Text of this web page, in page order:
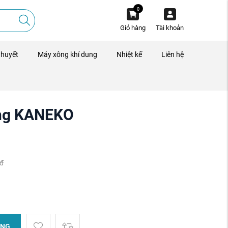
Tài khoản
0
Giỏ hàng
Máy xông khí dung Nhiệt kế Liên hệ
KANEKO
đ